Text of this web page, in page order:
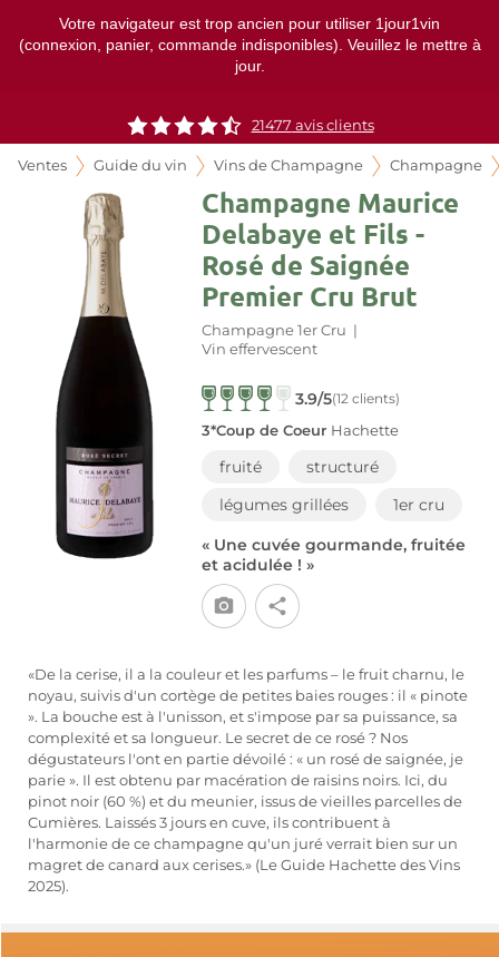
Votre navigateur est trop ancien pour utiliser 1jour1vin
(connexion, panier, commande indisponibles). Veuillez le mettre à
jour.
21477 avis clients
Ventes Guide du vin Vins de Champagne Champagne
Champagne Maurice
Delabaye et Fils -
Rosé de Saignée
Premier Cru Brut
Champagne 1er Cru |
Vin effervescent
3.9/5(12 clients)
3*Coup de Coeur Hachette
fruité
structuré
légumes grillées
1er cru
« Une cuvée gourmande, fruitée
et acidulée ! »
«De la cerise, il a la couleur et les parfums – le fruit charnu, le
noyau, suivis d'un cortège de petites baies rouges : il « pinote
». La bouche est à l'unisson, et s'impose par sa puissance, sa
complexité et sa longueur. Le secret de ce rosé ? Nos
dégustateurs l'ont en partie dévoilé : « un rosé de saignée, je
parie ». Il est obtenu par macération de raisins noirs. Ici, du
pinot noir (60 %) et du meunier, issus de vieilles parcelles de
Cumières. Laissés 3 jours en cuve, ils contribuent à
l'harmonie de ce champagne qu'un juré verrait bien sur un
magret de canard aux cerises.» (Le Guide Hachette des Vins
2025).